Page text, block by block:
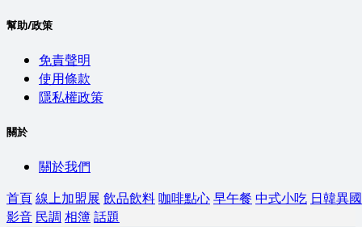
幫助/政策
免責聲明
使用條款
隱私權政策
關於
關於我們
首頁線上加盟展 飲品飲料咖啡點心早午餐 中式小吃 日韓異國
影音 民調 相簿話題